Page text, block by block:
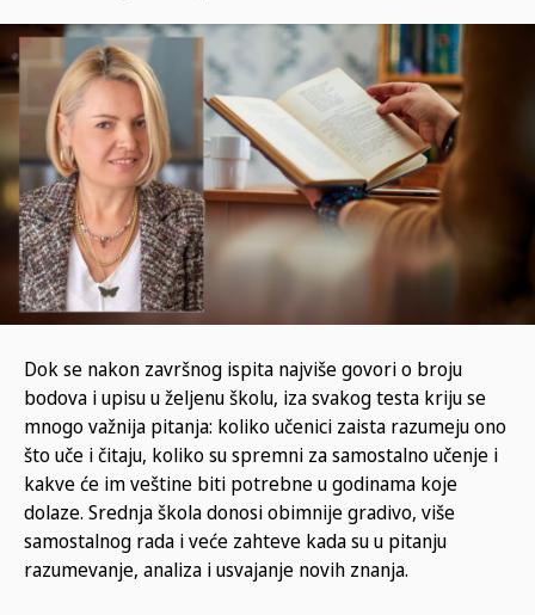
Dok se nakon završnog ispita najviše govori o broju
bodova i upisu u željenu školu, iza svakog testa kriju se
mnogo važnija pitanja: koliko učenici zaista razumeju ono
što uče i čitaju, koliko su spremni za samostalno učenje i
kakve će im veštine biti potrebne u godinama koje
dolaze. Srednja škola donosi obimnije gradivo, više
samostalnog rada i veće zahteve kada su u pitanju
razumevanje, analiza i usvajanje novih znanja.